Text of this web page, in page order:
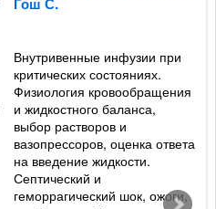
Внутривенные инфузии при
критических состояниях.
Физиология кровообращения
и жидкостного баланса,
выбор растворов и
вазопрессоров, оценка ответа
на введение жидкости.
Септический и
геморрагический шок, ожоги,